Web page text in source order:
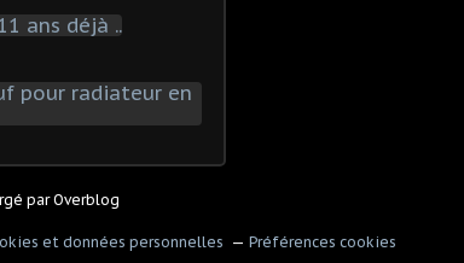
parOverblog
et données personnelles Préférences cookies